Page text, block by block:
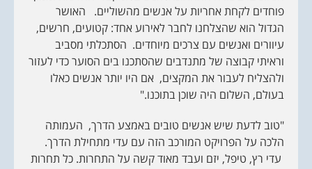
פוחדים לקחת אחריות על אנשים מהשוליים. האושר
הגדול הוא שהצלחנו לחבר לאירוע אחד: קטועים, חרשים,
עיוורים ואנשים עם צרכים מיוחדים. הסתכלתי מסביב
וראיתי קבוצה של מתנדבים שהסתכנו בים הסוער כדי לעזור
ולהצליח לעבור את המקצים, אם היו יותר אנשים כאלו
בעולם, השלום היה שוכן בתוכנו."
"טוב לדעת שיש אנשים טובים באמצע הדרך, העמותה
הלכה על הפרויקט המורכב הזה עם עדי מתחילת הדרך.
עדי רץ, טיפל, יזם ועבד מאוד קשה על התחרות. כל תחרות